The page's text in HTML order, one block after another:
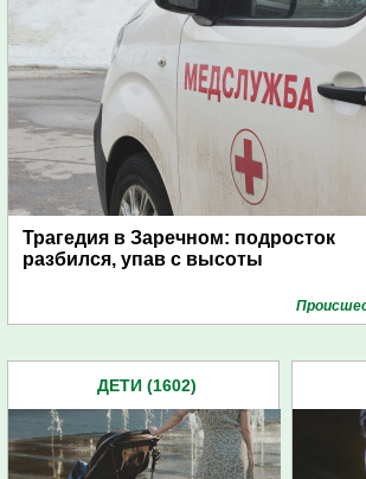
Трагедия в Заречном: подросток
разбился, упав с высоты
ДЕТИ (1602)